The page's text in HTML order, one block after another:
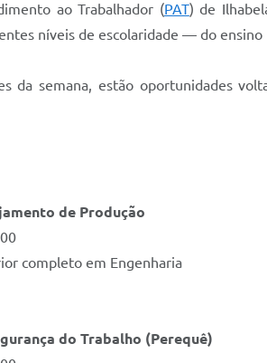
ao Trabalhador (PAT) de
níveis de escolaridade — do
da semana, estão oportunidades
de Produção
completo em Engenharia
do Trabalho (Perequê)